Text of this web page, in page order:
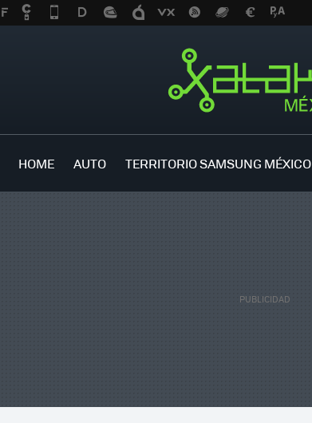
HOME AUTO TERRITORIO SAMSUNG MÉXICO